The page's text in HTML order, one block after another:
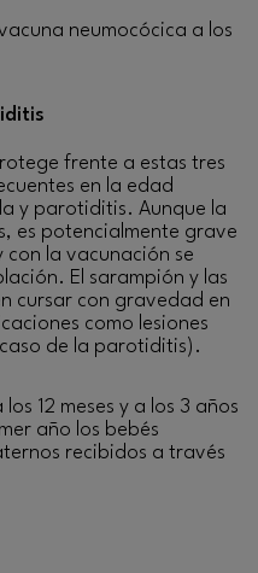
neumocócica a los
frente a estas tres
en la edad
y parotiditis. Aunque la
es potencialmente grave
con la vacunación se
El sarampión y las
cursar con gravedad en
como lesiones
de la parotiditis).
12 meses y a los 3 años
año los bebés
recibidos a través